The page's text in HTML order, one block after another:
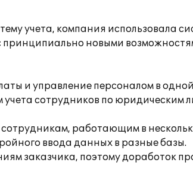
учета, компания использовала
новыми
и управление персоналом в
сотрудников по юридическим
работающим в
ввода данных в разные базы.
заказчика, поэтому доработок